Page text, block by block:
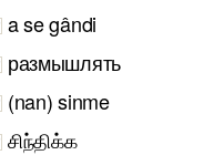
a se gândi
размышлять
(nan) sinme
சிந்திக்க​